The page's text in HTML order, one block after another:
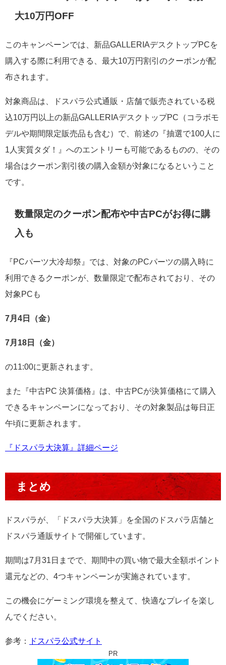
大10万円OFF
このキャンペーンでは、新品GALLERIAデスクトップPCを
購入する際に利用できる、最大10万円割引のクーポンが配
布されます。
対象商品は、ドスパラ公式通販・店舗で販売されている税
込10万円以上の新品GALLERIAデスクトップPC（コラボモ
デルや期間限定販売品も含む）で、前述の『抽選で100人に
1人実質タダ！』へのエントリーも可能であるものの、その
場合はクーポン割引後の購入金額が対象になるということ
です。
数量限定のクーポン配布や中古PCがお得に購
入も
『PCパーツ大冷却祭』では、対象のPCパーツの購入時に
利用できるクーポンが、数量限定で配布されており、その
対象PCも
7月4日（金）
7月18日（金）
の11:00に更新されます。
また『中古PC 決算価格』は、中古PCが決算価格にて購入
できるキャンペーンになっており、その対象製品は毎日正
午頃に更新されます。
『ドスパラ大決算』詳細ページ
まとめ
ドスパラが、「ドスパラ大決算」を全国のドスパラ店舗と
ドスパラ通販サイトで開催しています。
期間は7月31日までで、期間中の買い物で最大全額ポイント
還元などの、4つキャンペーンが実施されています。
この機会にゲーミング環境を整えて、快適なプレイを楽し
んでください。
参考： ドスパラ公式サイト
PR